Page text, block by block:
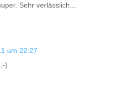
Sehr verlässlich...
um 22:27
)